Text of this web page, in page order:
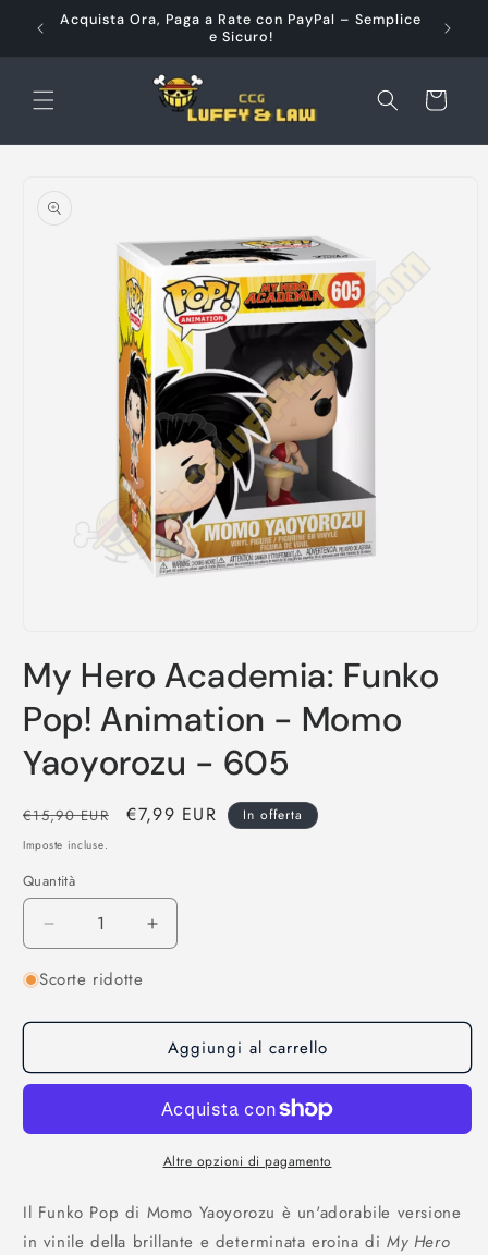
direttamente
Acquista Ora, Paga a Rate con PayPal – Semplice
e Sicuro!
Carrello
informazioni
sul prodotto
multimediali
1
in
finestra
modale
My Hero Academia: Funko
Pop! Animation - Momo
Yaoyorozu - 605
Prezzo
di
€15,90 EUR
Prezzo
€7,99 EUR In offerta
Imposte incluse.
Quantità
Diminuisci
quantità
per
Hero
Funko
-
-
605
Aumenta
quantità
Hero
Academia:
Funko
Animation
-
Momo
-
605
Scorte ridotte
Aggiungi al carrello
Altre opzioni di pagamento
Il Funko Pop di Momo Yaoyorozu è un'adorabile versione
in vinile della brillante e determinata eroina diMy Hero